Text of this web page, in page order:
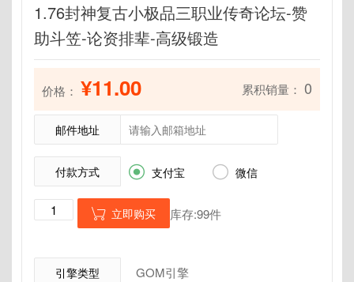
1.76封神复古小极品三职业传奇论坛-赞
助斗笠-论资排辈-高级锻造
价格： ¥11.00 累积销量： 0
邮件地址
付款方式  支付宝  微信
 立即购买 库存:99件
引擎类型 GOM引擎